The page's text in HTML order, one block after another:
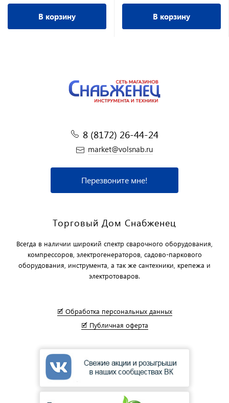
В корзину В корзину
8 (8172) 26-44-24
market@volsnab.ru
Перезвоните мне!
Торговый Дом Снабженец
Всегда в наличии широкий спектр сварочного оборудования,
компрессоров, электрогенераторов, садово-паркового
оборудования, инструмента, а так же сантехники, крепежа и
электротоваров.
🗹 Обработка персональных данных
🗹 Публичная оферта